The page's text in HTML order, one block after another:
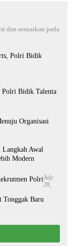
dan sesuaikan pada
Polri Bidik Talenta
Langkah Awal
Modern
July
28,
Tonggak Baru